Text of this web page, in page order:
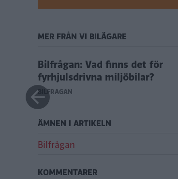
MER FRÅN VI BILÄGARE
Bilfrågan: Vad finns det för
fyrhjulsdrivna miljöbilar?
BILFRÅGAN
ÄMNEN I ARTIKELN
Bilfrågan
KOMMENTARER